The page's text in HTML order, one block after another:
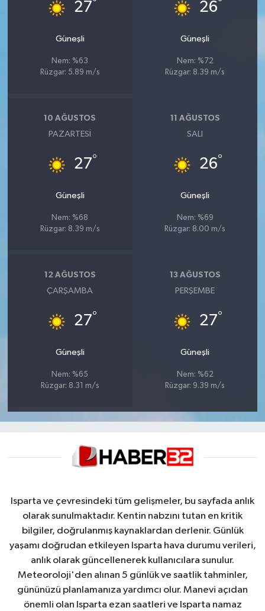
27°
Güneşli
Nem: %63
Rüzgar: 5.89 m/s
26°
Güneşli
Nem: %72
Rüzgar: 8.39 m/s
10 AĞUSTOS
PAZARTESI
27°
Güneşli
Nem: %68
Rüzgar: 8.39 m/s
11 AĞUSTOS
SALI
26°
Güneşli
Nem: %69
Rüzgar: 8.00 m/s
12 AĞUSTOS
ÇARŞAMBA
27°
Güneşli
Nem: %65
Rüzgar: 8.31 m/s
13 AĞUSTOS
PERŞEMBE
27°
Güneşli
Nem: %62
Rüzgar: 9.39 m/s
Isparta ve çevresindeki tüm gelişmeler, bu sayfada anlık
olarak sunulmaktadır. Kentin nabzını tutan en kritik
bilgiler, doğrulanmış kaynaklardan derlenir. Günlük
yaşamı doğrudan etkileyen Isparta hava durumu verileri,
anlık olarak güncellenerek kullanıcılara sunulur.
Meteoroloji'den alınan 5 günlük ve saatlik tahminler,
gününüzü planlamanıza yardımcı olur. Manevi açıdan
önemli olan Isparta ezan saatleri ve Isparta namaz